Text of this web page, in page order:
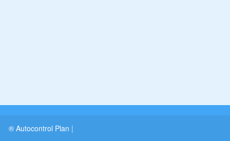
® Autocontrol Plan |